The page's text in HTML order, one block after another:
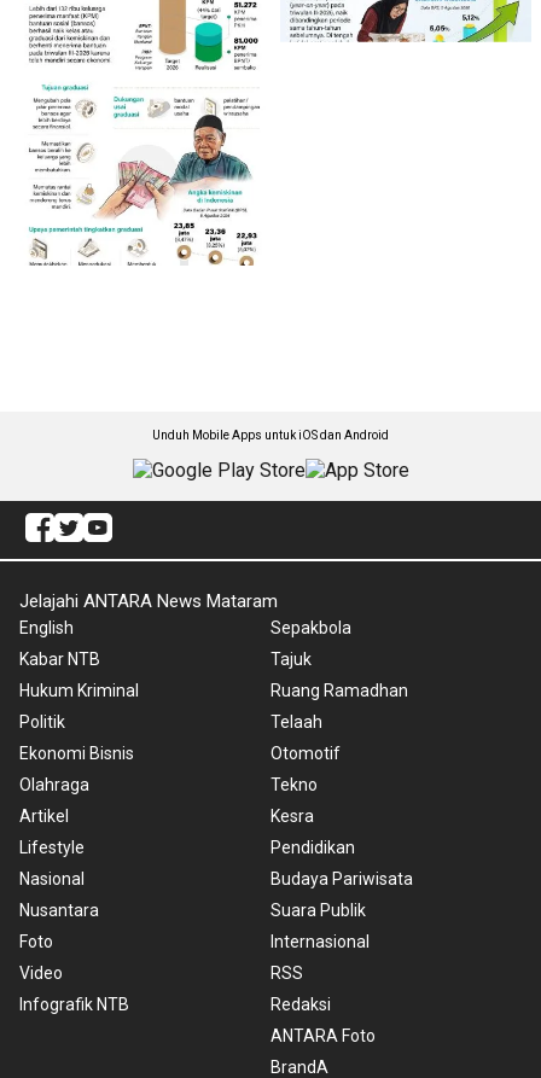
Unduh Mobile Apps untuk iOS dan Android
Jelajahi ANTARA News Mataram
English
Kabar NTB
Hukum Kriminal
Politik
Ekonomi Bisnis
Olahraga
Artikel
Lifestyle
Nasional
Nusantara
Foto
Video
Infografik NTB
Sepakbola
Tajuk
Ruang Ramadhan
Telaah
Otomotif
Tekno
Kesra
Pendidikan
Budaya Pariwisata
Suara Publik
Internasional
RSS
Redaksi
ANTARA Foto
BrandA